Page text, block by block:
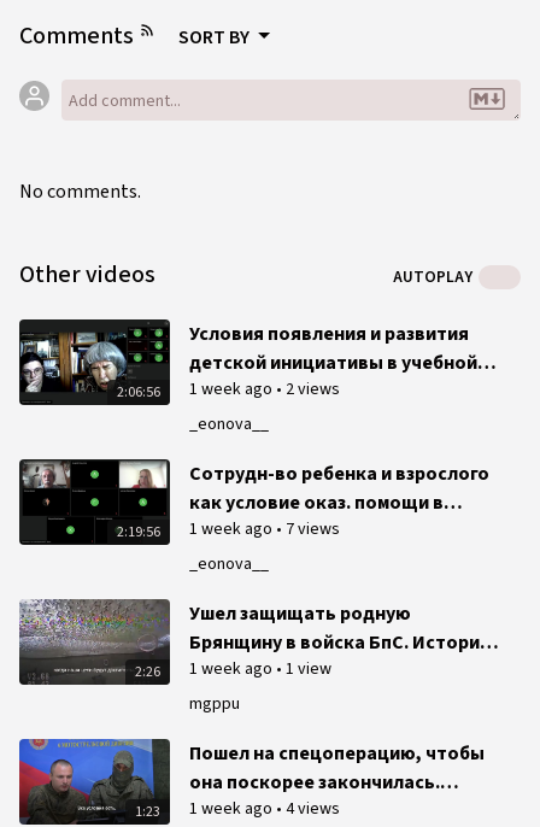
Comments SORT BY
No comments.
Other videos AUTOPLAY
2:06:56
_eonova__
Условия появления и развития
детской инициативы в учебной
деятельности
1 week ago • 2 views
2:19:56
_eonova__
Сотрудн-во ребенка и взрослого
как условие оказ. помощи в
преодолении учеб. трудностей
рефлексивно-деятельностный
1 week ago • 7 views
2:26
mgppu
Ушел защищать родную
Брянщину в войска БпС. История
Павла Бабинецкого
1 week ago • 1 view
1:23
Пошел на спецоперацию, чтобы
она поскорее закончилась.
История Дмитрия Михайлова
1 week ago • 4 views